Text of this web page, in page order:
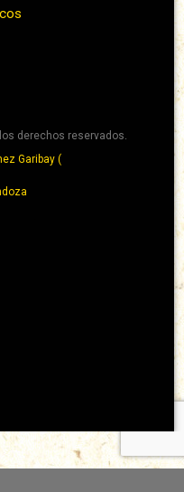
derechos reservados.
Garibay (